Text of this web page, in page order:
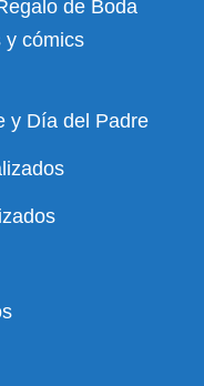
de Boda
y cómics
y Día del Padre